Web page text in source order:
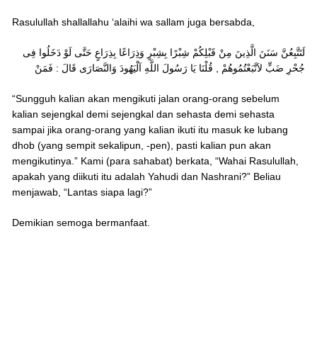
Rasulullah shallallahu ‘alaihi wa sallam juga bersabda,
لَتَتَّبِعُنَّ سَنَنَ الَّذِينَ مِنْ قَبْلِكُمْ شِبْرًا بِشِبْرٍ وَذِرَاعًا بِذِرَاعٍ حَتَّى لَوْ دَخَلُوا فِى
جُحْرِ ضَبٍّ لاَتَّبَعْتُمُوهُمْ , قُلْنَا يَا رَسُولَ اللَّهِ آلْيَهُودَ وَالنَّصَارَى قَالَ : فَمَنْ
“Sungguh kalian akan mengikuti jalan orang-orang sebelum
kalian sejengkal demi sejengkal dan sehasta demi sehasta
sampai jika orang-orang yang kalian ikuti itu masuk ke lubang
dhob (yang sempit sekalipun, -pen), pasti kalian pun akan
mengikutinya.” Kami (para sahabat) berkata, “Wahai Rasulullah,
apakah yang diikuti itu adalah Yahudi dan Nashrani?” Beliau
menjawab, “Lantas siapa lagi?”
Demikian semoga bermanfaat.